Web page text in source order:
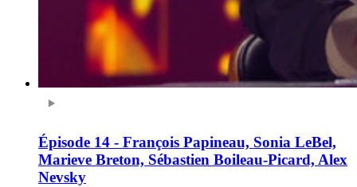
Épisode 14 - François Papineau, Sonia LeBel,
Marieve Breton, Sébastien Boileau-Picard, Alex
Nevsky